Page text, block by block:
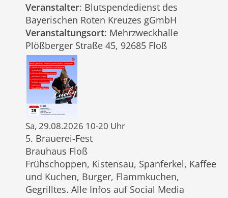
Veranstalter: Blutspendedienst des
Bayerischen Roten Kreuzes gGmbH
Veranstaltungsort: Mehrzweckhalle
Plößberger Straße 45, 92685 Floß
Sa, 29.08.2026 10-20 Uhr
5. Brauerei-Fest
Brauhaus Floß
Frühschoppen, Kistensau, Spanferkel, Kaffee
und Kuchen, Burger, Flammkuchen,
Gegrilltes. Alle Infos auf Social Media